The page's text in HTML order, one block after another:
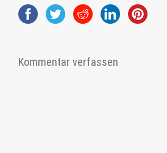
Kommentar verfassen